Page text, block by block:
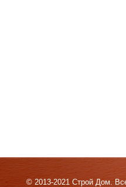
© 2013-2021 Строй Дом.